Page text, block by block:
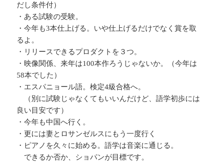
だし条件付）
・ある試験の受験。
・今年も3本仕上げる。いや仕上げるだけでなく賞を取
るよ。
・リリースできるプロダクトを３つ。
・映像関係、来年は100本作ろうじゃないか。（今年は
58本でした）
・エスパニョール語。検定4級合格へ。
（別に試験じゃなくてもいいんだけど、語学初歩には
良い目安です）
・今年も中国へ行く。
・更には妻とロサンゼルスにもう一度行く
・ピアノを久々に始める。語学は音楽に通じる。
できるか否か、ショパンが目標です。